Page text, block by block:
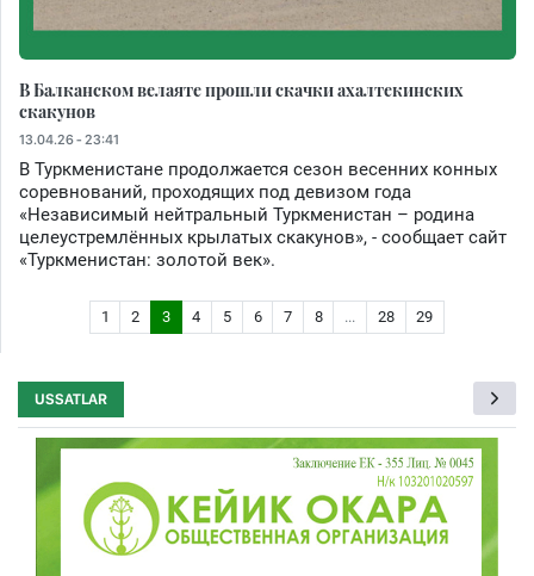
В Балканском велаяте прошли скачки ахалтекинских
скакунов
13.04.26 - 23:41
В Туркменистане продолжается сезон весенних конных
соревнований, проходящих под девизом года
«Независимый нейтральный Туркменистан – родина
целеустремлённых крылатых скакунов», - сообщает сайт
«Туркменистан: золотой век».
1 2 3 4 5 6 7 8 ... 28 29
USSATLAR